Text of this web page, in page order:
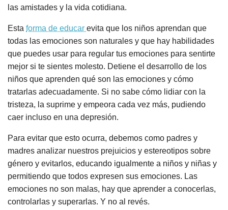
las amistades y la vida cotidiana.
Esta forma de educar evita que los niños aprendan que
todas las emociones son naturales y que hay habilidades
que puedes usar para regular tus emociones para sentirte
mejor si te sientes molesto. Detiene el desarrollo de los
niños que aprenden qué son las emociones y cómo
tratarlas adecuadamente. Si no sabe cómo lidiar con la
tristeza, la suprime y empeora cada vez más, pudiendo
caer incluso en una depresión.
Para evitar que esto ocurra, debemos como padres y
madres analizar nuestros prejuicios y estereotipos sobre
género y evitarlos, educando igualmente a niños y niñas y
permitiendo que todos expresen sus emociones. Las
emociones no son malas, hay que aprender a conocerlas,
controlarlas y superarlas. Y no al revés.